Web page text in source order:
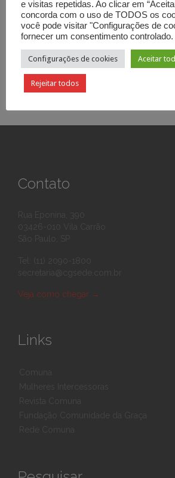
santidade,sinais,volta de
 
Contato
Veja como chegar →
Links
e visitas repetidas. Ao clicar em
concorda com o uso de TODOS os
você pode visitar "Configurações de
fornecer um consentimento controlado.
Configurações de cookies Aceitar
Rejeitar todos